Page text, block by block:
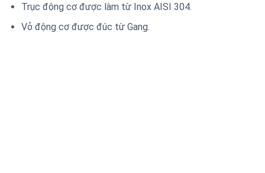
Trục động cơ được làm từ Inox AISI 304.
Vỏ động cơ được đúc từ Gang.